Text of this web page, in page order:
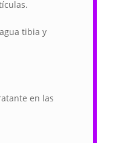
tibia y
en las